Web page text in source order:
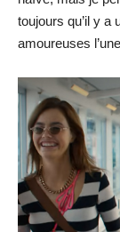
toujours qu’il y a
amoureuses